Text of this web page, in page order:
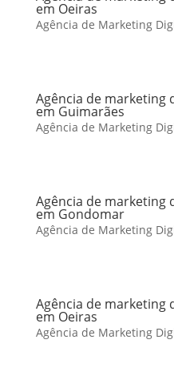
em Oeiras
Agência de Marketing
Agência de marketing
em Guimarães
Agência de Marketing
Agência de marketing
em Gondomar
Agência de Marketing
Agência de marketing
em Oeiras
Agência de Marketing